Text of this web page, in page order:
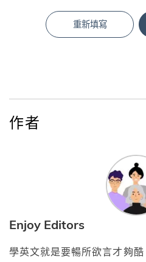
重新填寫
作者
Enjoy Editors
學英文就是要暢所欲言才夠